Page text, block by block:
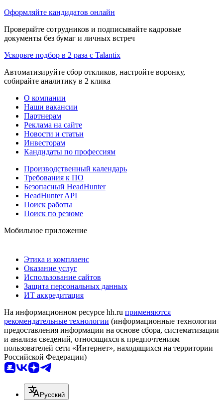
Оформляйте кандидатов онлайн
Проверяйте сотрудников и подписывайте кадровые
документы без бумаг и личных встреч
Ускорьте подбор в 2 раза с Talantix
Автоматизируйте сбор откликов, настройте воронку,
собирайте аналитику в 2 клика
О компании
Наши вакансии
Партнерам
Реклама на сайте
Новости и статьи
Инвесторам
Кандидаты по профессиям
Производственный календарь
Требования к ПО
Безопасный HeadHunter
HeadHunter API
Поиск работы
Поиск по резюме
Мобильное приложение
Этика и комплаенс
Оказание услуг
Использование сайтов
Защита персональных данных
ИТ аккредитация
На информационном ресурсе hh.ru применяются
рекомендательные технологии (информационные технологии
предоставления информации на основе сбора, систематизации
и анализа сведений, относящихся к предпочтениям
пользователей сети «Интернет», находящихся на территории
Российской Федерации)
Русский